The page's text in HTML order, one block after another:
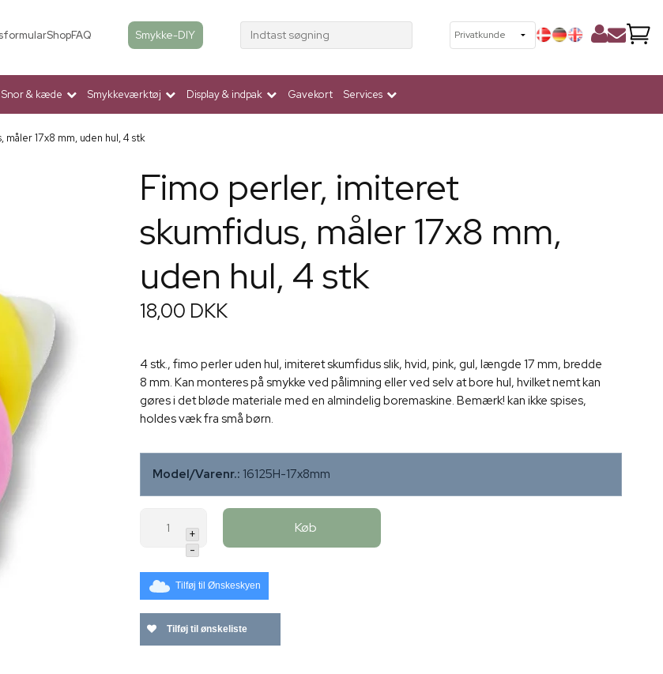
ShopFAQ Smykke-DIY Indtast søgning
Snor & kæde Smykkeværktøj Display & indpak Gavekort Services
17x8 mm, uden hul, 4 stk
Fimo perler, imiteret
skumfidus, måler 17x8 mm,
uden hul, 4 stk
18,00 DKK
4 stk., fimo perler uden hul, imiteret skumfidus slik, hvid, pink, gul, længde 17 mm, bredde
8 mm. Kan monteres på smykke ved pålimning eller ved selv at bore hul, hvilket nemt kan
gøres i det bløde materiale med en almindelig boremaskine. Bemærk! kan ikke spises,
holdes væk fra små børn.
Model/Varenr.: 16125H-17x8mm
+
-
Køb
Tilføj til Ønskeskyen
Tilføj til ønskeliste